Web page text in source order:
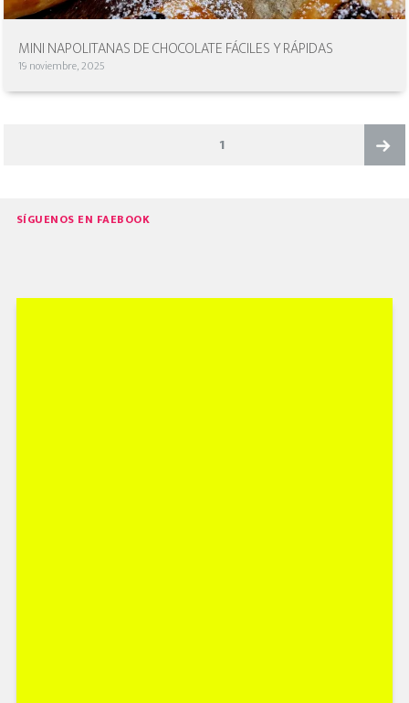
MINI NAPOLITANAS DE CHOCOLATE FÁCILES Y RÁPIDAS
19 noviembre, 2025
1
SÍGUENOS EN FAEBOOK